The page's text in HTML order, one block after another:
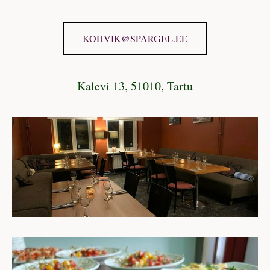
KOHVIK@SPARGEL.EE
Kalevi 13, 51010, Tartu